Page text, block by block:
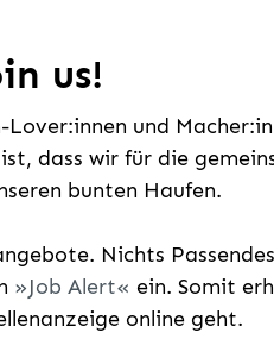
us!
und
dass wir für die
bunten Haufen.
Nichts
Job Alert
ein. Somit
online geht.